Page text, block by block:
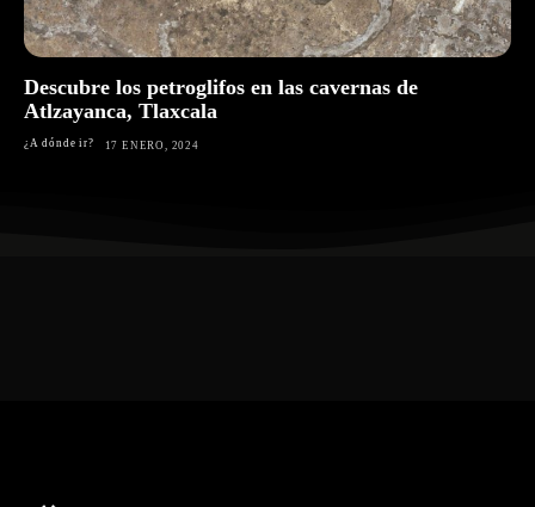
Descubre los petroglifos en las cavernas de
Atlzayanca, Tlaxcala
¿A dónde ir? 17 ENERO, 2024